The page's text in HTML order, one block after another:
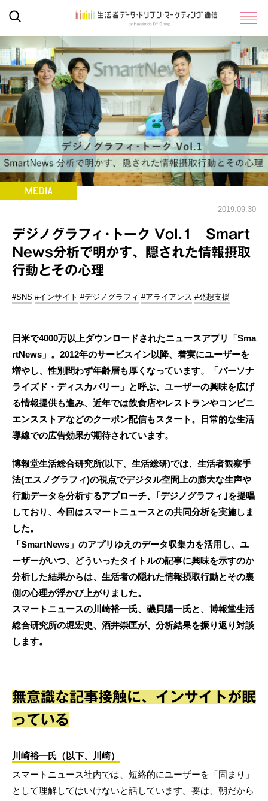
2019.09.30
デジノグラフィ･トーク Vol.1 Smart
News分析で明かす、隠された情報摂取
行動とその心理
#SNS #インサイト #デジノグラフィ #アライアンス #発想支援
日米で4000万以上ダウンロードされたニュースアプリ「Sma
rtNews」。2012年のサービスイン以降、着実にユーザーを
増やし、性別問わず年齢層も厚くなっています。「パーソナ
ライズド・ディスカバリー」と呼ぶ、ユーザーの興味を広げ
る情報提供も進み、近年では飲食店やレストランやコンビニ
エンスストアなどのクーポン配信もスタート。日常的な生活
導線での広告効果が期待されています。
博報堂生活総合研究所(以下、生活総研)では、生活者観察手
法(エスノグラフィ)の視点でデジタル空間上の膨大な生声や
行動データを分析するアプローチ、｢デジノグラフィ｣を提唱
しており、今回はスマートニュースとの共同分析を実施しま
した。
「SmartNews」のアプリゆえのデータ収集力を活用し、ユ
ーザーがいつ、どういったタイトルの記事に興味を示すのか
分析した結果からは、生活者の隠れた情報摂取行動とその裏
側の心理が浮かび上がりました。
スマートニュースの川崎裕一氏、磯貝陽一氏と、博報堂生活
総合研究所の堀宏史、酒井崇匡が、分析結果を振り返り対談
します。
無意識な記事接触に、インサイトが眠
っている
川崎裕一氏（以下、川崎）
スマートニュース社内では、短絡的にユーザーを「固まり」
として理解してはいけないと話しています。要は、朝だから